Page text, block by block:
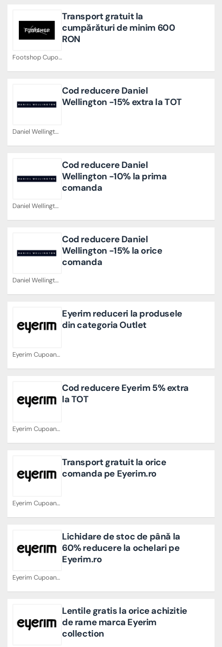
Footshop Cupoane
Transport gratuit la
cumpărături de minim 600
RON
Daniel Wellington Cupoane
Cod reducere Daniel
Wellington -15% extra la TOT
Daniel Wellington Cupoane
Cod reducere Daniel
Wellington -10% la prima
comanda
Daniel Wellington Cupoane
Cod reducere Daniel
Wellington -15% la orice
comanda
Eyerim Cupoane
Eyerim reduceri la produsele
din categoria Outlet
Eyerim Cupoane
Cod reducere Eyerim 5% extra
la TOT
Eyerim Cupoane
Transport gratuit la orice
comanda pe Eyerim.ro
Eyerim Cupoane
Lichidare de stoc de până la
60% reducere la ochelari pe
Eyerim.ro
Lentile gratis la orice achizitie
de rame marca Eyerim
collection